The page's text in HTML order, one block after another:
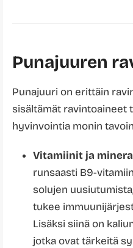
Punajuuren
Punajuuri on erittäin
sisältämät ravintoaineet
hyvinvointia monin
Vitamiinit ja
runsaasti B9-
solujen
tukee
Lisäksi siinä on
jotka ovat tärkeitä